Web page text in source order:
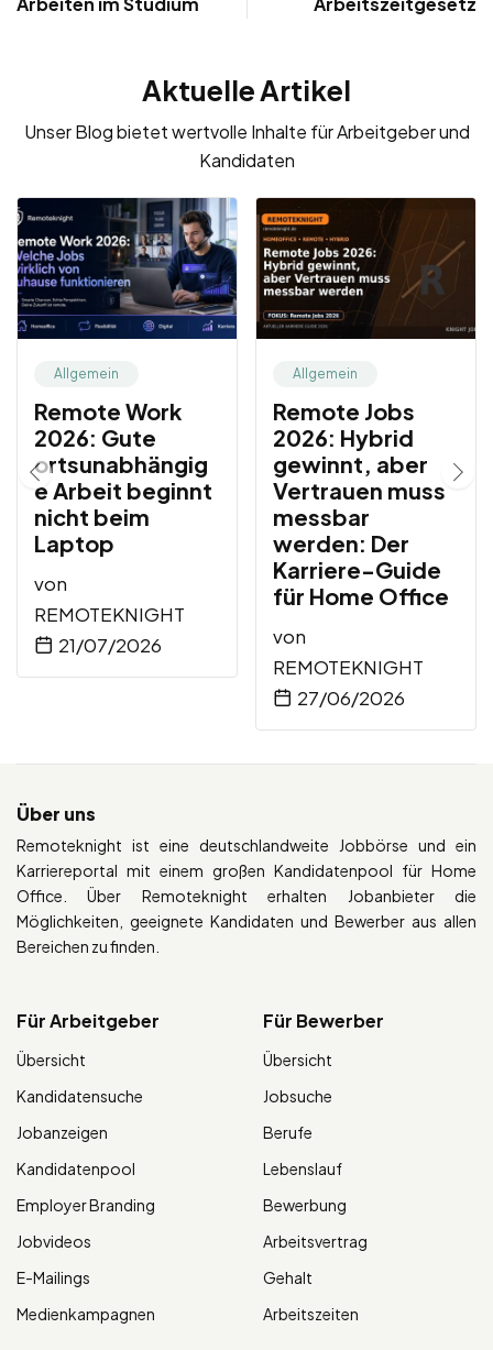
Aktuelle Artikel
Unser Blog bietet wertvolle Inhalte für Arbeitgeber und
Kandidaten
Allgemein
Remote Work
2026: Gute
ortsunabhängig
e Arbeit beginnt
nicht beim
Laptop
von
REMOTEKNIGHT
21/07/2026
Allgemein
Remote Jobs
2026: Hybrid
gewinnt, aber
Vertrauen muss
messbar
werden: Der
Karriere-Guide
für Home Office
von
REMOTEKNIGHT
27/06/2026
Über uns
Remoteknight ist eine deutschlandweite Jobbörse und ein
Karriereportal mit einem großen Kandidatenpool für Home
Office. Über Remoteknight erhalten Jobanbieter die
Möglichkeiten, geeignete Kandidaten und Bewerber aus allen
Bereichen zu finden.
Für Arbeitgeber
Übersicht
Kandidatensuche
Jobanzeigen
Kandidatenpool
Employer Branding
Jobvideos
E-Mailings
Medienkampagnen
Für Bewerber
Übersicht
Jobsuche
Berufe
Lebenslauf
Bewerbung
Arbeitsvertrag
Gehalt
Arbeitszeiten